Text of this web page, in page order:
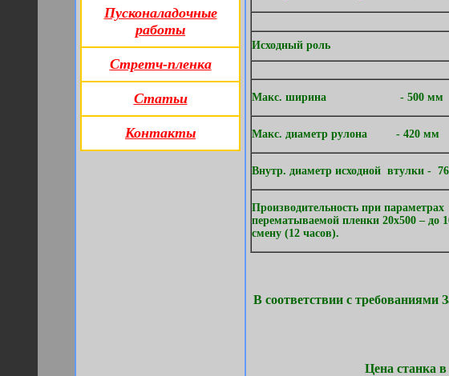
Пусконаладочные
работы
Стретч-пленка
Статьи
Контакты
Исходный роль
Макс. ширина - 500 мм
Макс. диаметр рулона - 420 мм
Внутр. диаметр исходной втулки -
Производительность при параметрах
перематываемой пленки 20х500 – до
смену (12 часов).
В соответствии с требованиями
Цена станка в